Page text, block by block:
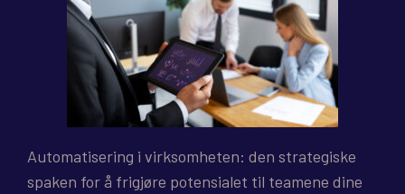
Automatisering i virksomheten: den strategiske
spaken for å frigjøre potensialet til teamene dine